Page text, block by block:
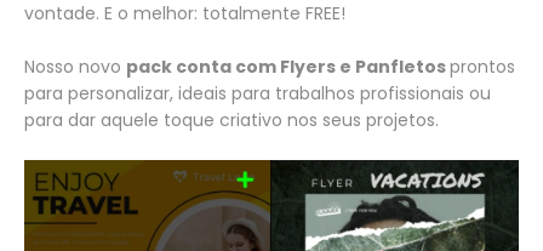
vontade. E o melhor: totalmente FREE!
Nosso novo pack conta com Flyers e Panfletosprontos
para personalizar, ideais para trabalhos profissionais ou
para dar aquele toque criativo nos seus projetos.